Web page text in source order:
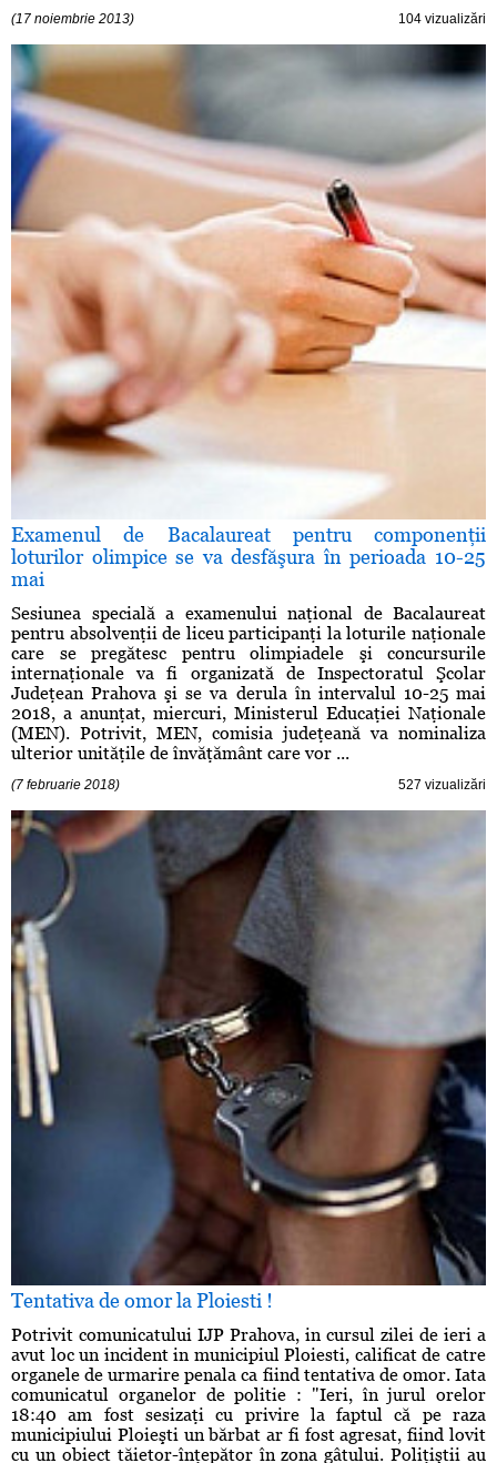
(17 noiembrie 2013) 104 vizualizări
Examenul de Bacalaureat pentru componenţii
loturilor olimpice se va desfăşura în perioada 10-25
mai
Sesiunea specială a examenului naţional de Bacalaureat
pentru absolvenţii de liceu participanţi la loturile naţionale
care se pregătesc pentru olimpiadele şi concursurile
internaţionale va fi organizată de Inspectoratul Şcolar
Judeţean Prahova şi se va derula în intervalul 10-25 mai
2018, a anunţat, miercuri, Ministerul Educaţiei Naţionale
(MEN). Potrivit, MEN, comisia judeţeană va nominaliza
ulterior unităţile de învăţământ care vor ...
(7 februarie 2018) 527 vizualizări
Tentativa de omor la Ploiesti !
Potrivit comunicatului IJP Prahova, in cursul zilei de ieri a
avut loc un incident in municipiul Ploiesti, calificat de catre
organele de urmarire penala ca fiind tentativa de omor. Iata
comunicatul organelor de politie : "Ieri, în jurul orelor
18:40 am fost sesizaţi cu privire la faptul că pe raza
municipiului Ploieşti un bărbat ar fi fost agresat, fiind lovit
cu un obiect tăietor-înţepător în zona gâtului. Poliţiştii au